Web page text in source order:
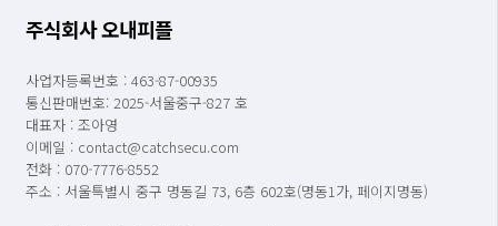
주식회사 오내피플
사업자등록번호 : 463-87-00935
통신판매번호: 2025-서울중구-827 호
대표자 : 조아영
이메일 : contact@catchsecu.com
전화 : 070-7776-8552
주소 : 서울특별시 중구 명동길 73, 6층 602호(명동1가, 페이지명동)